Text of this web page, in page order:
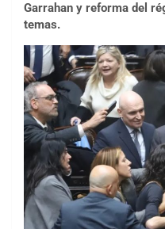
Garrahan y reforma del
temas.